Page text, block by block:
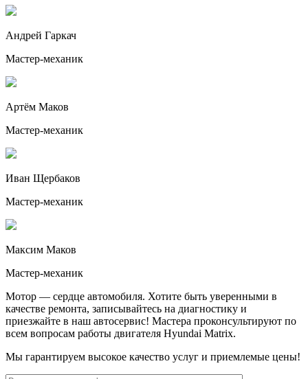
Андрей Гаркач
Мастер-механик
Артём Маков
Мастер-механик
Иван Щербаков
Мастер-механик
Максим Маков
Мастер-механик
Мотор — сердце автомобиля. Хотите быть уверенными в
качестве ремонта, записывайтесь на диагностику и
приезжайте в наш автосервис! Мастера проконсультируют по
всем вопросам работы двигателя Hyundai Matrix.
Мы гарантируем высокое качество услуг и приемлемые цены!